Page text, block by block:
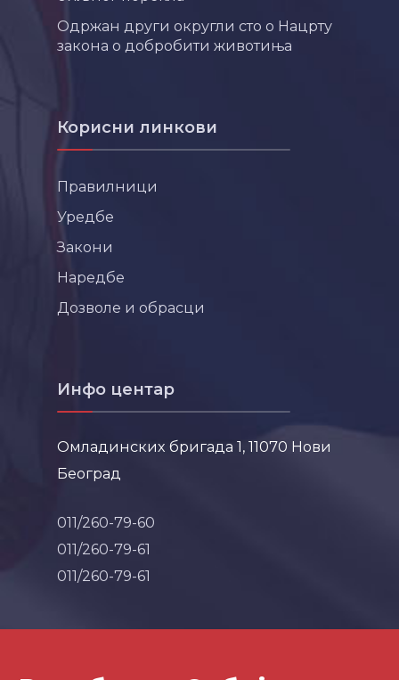
Одржан други округли сто о Нацрту
закона о добробити животиња
Корисни линкови
Правилници
Уредбе
Закони
Наредбе
Дозволе и обрасци
Инфо центар
Омладинских бригада 1, 11070 Нови
Београд
011/260-79-60
011/260-79-61
011/260-79-61